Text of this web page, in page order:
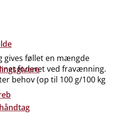
gives føllet en mængde
foderet ved fravænning.
behov (op til 100 g/100 kg